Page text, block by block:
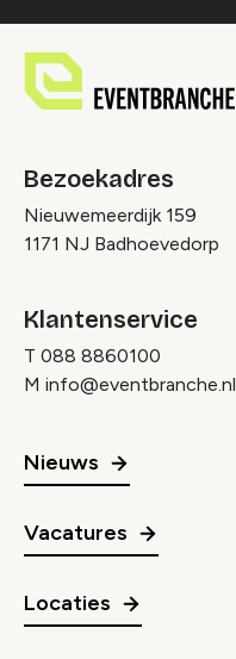
Bezoekadres
Nieuwemeerdijk 159
1171 NJ Badhoevedorp
Klantenservice
T 088 8860100
M info@eventbranche.nl
Nieuws
Vacatures
Locaties